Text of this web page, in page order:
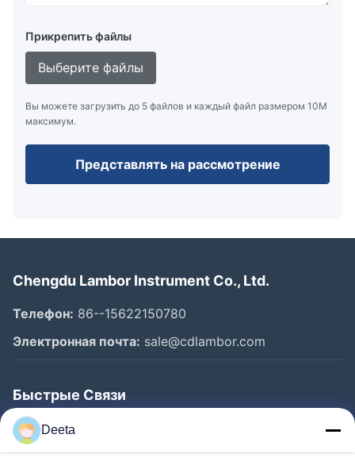
Прикрепить файлы
Выберите файлы
Вы можете загрузить до 5 файлов и каждый файл размером 10M
максимум.
Представлять на рассмотрение
Chengdu Lambor Instrument Co., Ltd.
Телефон: 86--15622150780
Электронная почта: sale@cdlambor.com
Быстрые Связи
Главная Страница
Продукция
Deeta